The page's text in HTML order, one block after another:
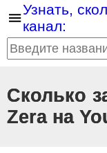
Узнать,
канал:
Сколько
Zera на